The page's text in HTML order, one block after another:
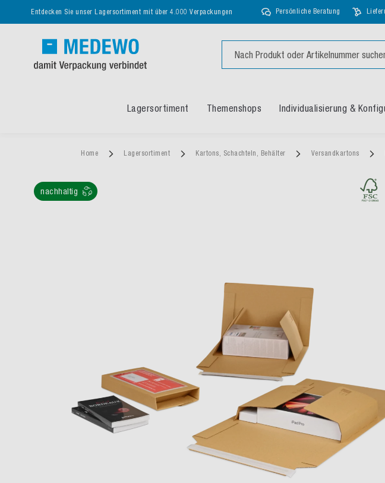
Entdecken Sie unser Lagersortiment mit über 4.000 Verpackungen Persönliche Beratung
Lagersortiment Themenshops Individualisierung &
Home Lagersortiment Kartons, Schachteln, Behälter Versandkartons
nachhaltig